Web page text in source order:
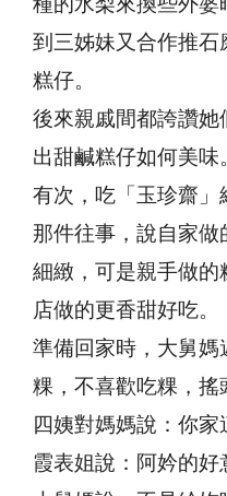
種的水梨來換些外
到三姊妹又合作推石
糕仔。
後來親戚間都誇讚她
出甜鹹糕仔如何美味
有次，吃「玉珍齋」
那件往事，說自家
細緻，可是親手做的
店做的更香甜好吃。
準備回家時，大舅媽
粿，不喜歡吃粿，搖
四姨對媽媽說：你家
霞表姐說：阿妗的好